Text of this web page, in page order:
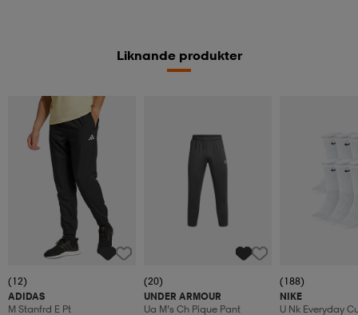
Liknande produkter
(12)
ADIDAS
M Stanfrd E Pt
(20)
UNDER ARMOUR
Ua M’s Ch Pique Pant
(188)
NIKE
U Nk Everyday